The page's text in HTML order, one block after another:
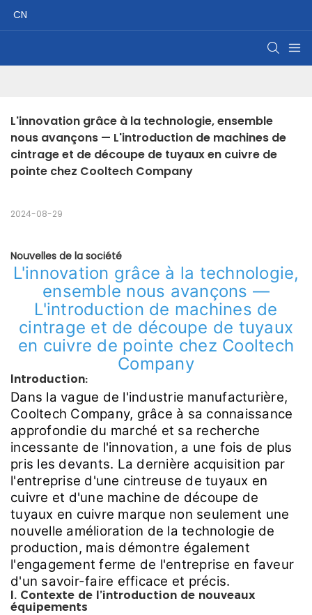
CN
L'innovation grâce à la technologie, ensemble
nous avançons — L'introduction de machines de
cintrage et de découpe de tuyaux en cuivre de
pointe chez Cooltech Company
2024-08-29
Nouvelles de la société
L'innovation grâce à la technologie,
ensemble nous avançons —
L'introduction de machines de
cintrage et de découpe de tuyaux
en cuivre de pointe chez Cooltech
Company
Introduction:
Dans la vague de l'industrie manufacturière,
Cooltech Company, grâce à sa connaissance
approfondie du marché et sa recherche
incessante de l'innovation, a une fois de plus
pris les devants. La dernière acquisition par
l'entreprise d'une cintreuse de tuyaux en
cuivre et d'une machine de découpe de
tuyaux en cuivre marque non seulement une
nouvelle amélioration de la technologie de
production, mais démontre également
l'engagement ferme de l'entreprise en faveur
d'un savoir-faire efficace et précis.
I. Contexte de l’introduction de nouveaux
équipements